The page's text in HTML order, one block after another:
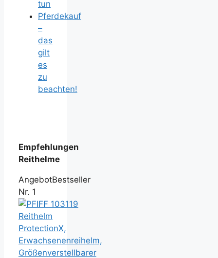
tun
Pferdekauf
–
das
gilt
es
zu
beachten!
Empfehlungen
Reithelme
AngebotBestseller
Nr. 1